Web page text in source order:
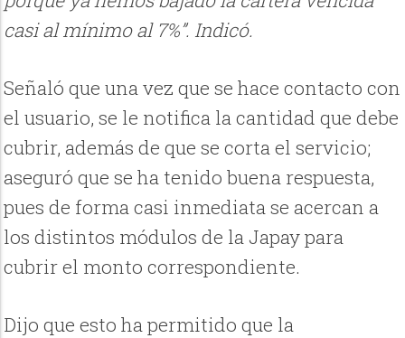
casi al mínimo al 7%”. Indicó.
Señaló que una vez que se hace contacto con
el usuario, se le notifica la cantidad que debe
cubrir, además de que se corta el servicio;
aseguró que se ha tenido buena respuesta,
pues de forma casi inmediata se acercan a
los distintos módulos de la Japay para
cubrir el monto correspondiente.
Dijo que esto ha permitido que la